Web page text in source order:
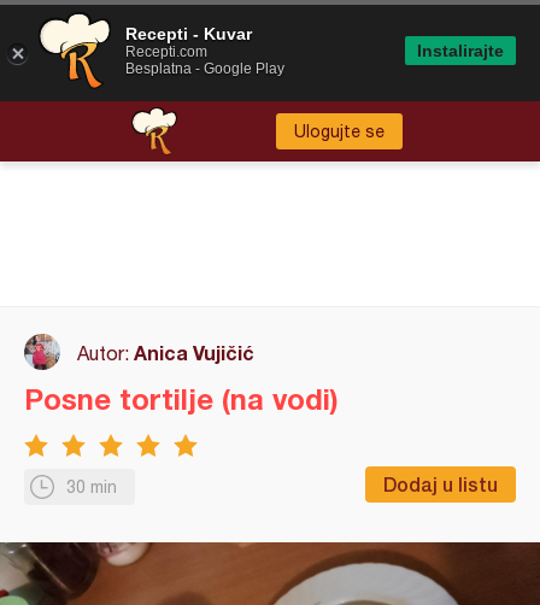
Ulogujte se
Autor: Anica Vujičić
30 min Dodaj u listu
Posne tortilje (na vodi)
Recepti - Kuvar
Recepti.com
Besplatna - Google Play
Instalirajte